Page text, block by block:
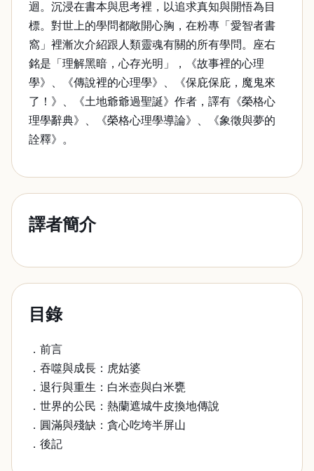
迴。沉浸在書本與思考裡，以追求真知與開悟為目
標。對世上的學問都敞開心胸，在粉專「愛智者書
窩」裡漸次介紹跟人類靈魂有關的所有學問。座右
銘是「理解黑暗，心存光明」，《故事裡的心理
學》、《傳說裡的心理學》、《保庇保庇，魔鬼來
了！》、《土地爺爺過聖誕》作者，譯有《榮格心
理學辭典》、《榮格心理學導論》、《象徵與夢的
詮釋》。
譯者簡介
目錄
．前言
．吞噬與成長：虎姑婆
．退行與重生：白米壺與白米甕
．世界的公民：熱蘭遮城牛皮換地傳說
．圓滿與殘缺：貪心吃垮半屏山
．後記